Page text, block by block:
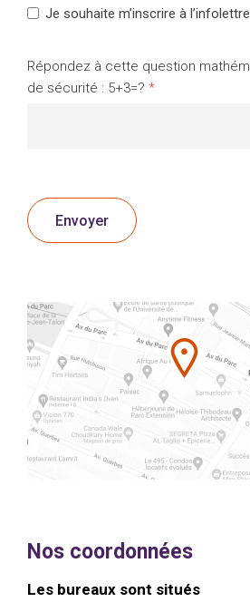
Je souhaite m’inscrire à l’infolettre
Répondez à cette question
de sécurité : 5+3=? *
Envoyer
Nos coordonnées
Les bureaux sont situés